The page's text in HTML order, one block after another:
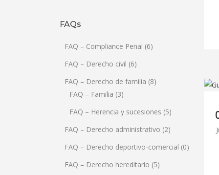
FAQs
FAQ – Compliance Penal (6)
FAQ – Derecho civil (6)
FAQ – Derecho de familia (8)
FAQ – Familia (3)
FAQ – Herencia y sucesiones (5)
FAQ – Derecho administrativo (2)
FAQ – Derecho deportivo-comercial (0)
FAQ – Derecho hereditario (5)